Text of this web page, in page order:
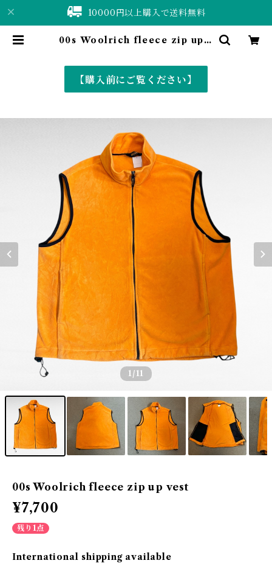
10000円以上購入で送料無料
00s Woolrich fleece zip up v
【購入前にご覧ください】
1 /11
00s Woolrich fleece zip up vest
¥7,700
残り1点
International shipping available